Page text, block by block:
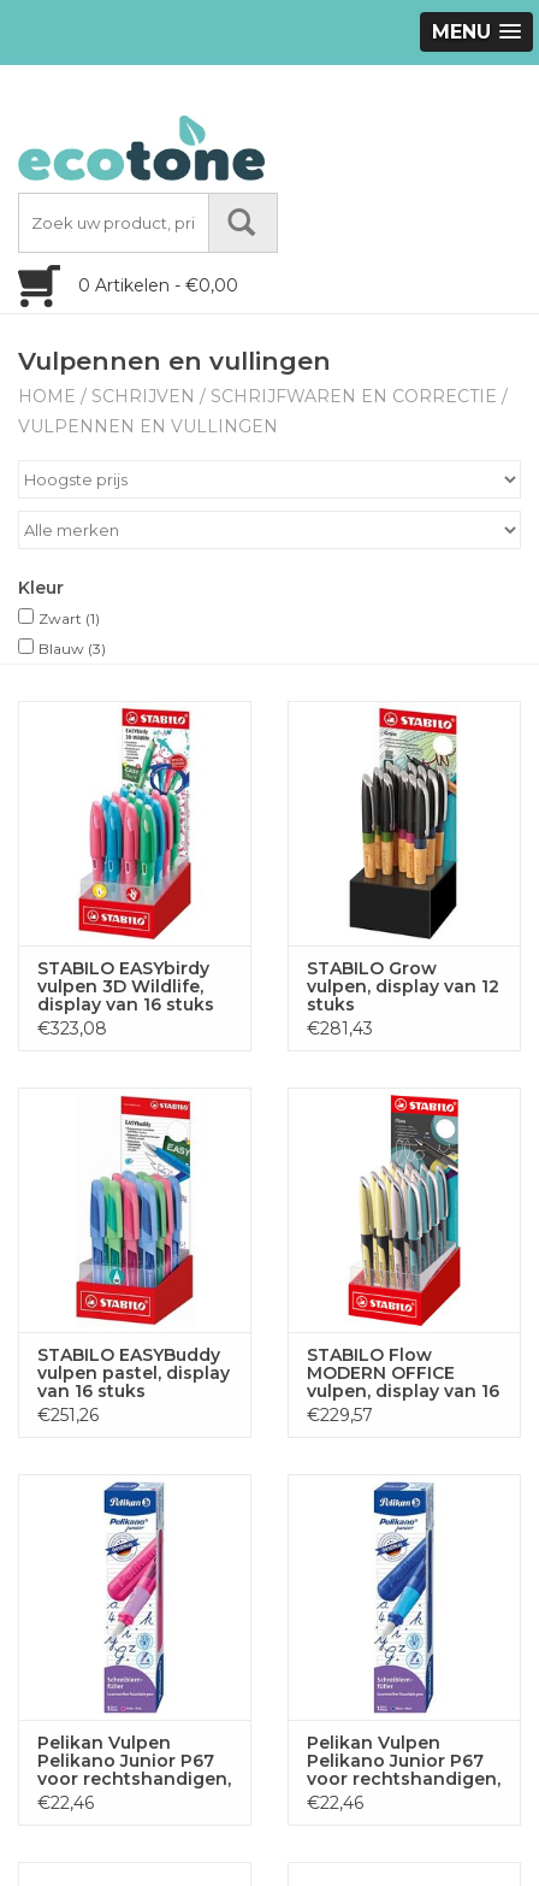
MENU
0 Artikelen - €0,00
Vulpennen en vullingen
HOME / SCHRIJVEN / SCHRIJFWAREN EN CORRECTIE /
VULPENNEN EN VULLINGEN
Kleur
Zwart (1)
Blauw (3)
STABILO EASYbirdy
vulpen 3D Wildlife,
display van 16 stuks
€323,08
STABILO Grow
vulpen, display van 12
stuks
€281,43
STABILO EASYBuddy
vulpen pastel, display
van 16 stuks
€251,26
STABILO Flow
MODERN OFFICE
vulpen, display van 16
stuks
€229,57
Pelikan Vulpen
Pelikano Junior P67
voor rechtshandigen,
roze
€22,46
Pelikan Vulpen
Pelikano Junior P67
voor rechtshandigen,
blauw
€22,46